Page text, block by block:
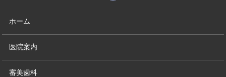
ホーム
医院案内
審美歯科